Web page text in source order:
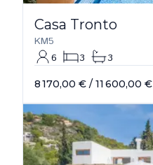
Casa Tronto
KM5
6
3 3
8 170,00 € / 11 600,00 €